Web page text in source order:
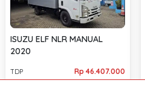
ISUZU ELF NLR MANUAL
2020
TDP Rp 46.407.000